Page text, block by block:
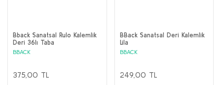
Bback Sanatsal Rulo Kalemlik
Deri 36lı Taba
BBACK
375,00 TL
BBack Sanatsal Deri Kalemlik
Lila
BBACK
249,00 TL